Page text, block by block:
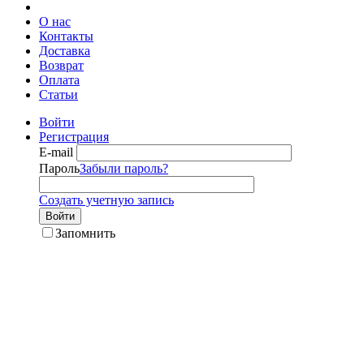
О нас
Контакты
Доставка
Возврат
Оплата
Статьи
Войти
Регистрация
E-mail
ПарольЗабыли пароль?
Создать учетную запись
Войти
Запомнить